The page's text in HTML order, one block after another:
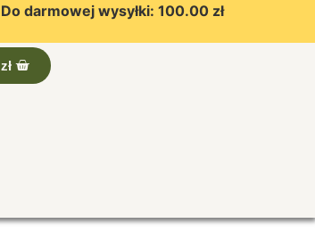
Do darmowej wysyłki: 100.00 zł
zł